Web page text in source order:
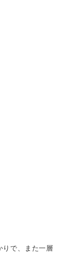
りで、また一層